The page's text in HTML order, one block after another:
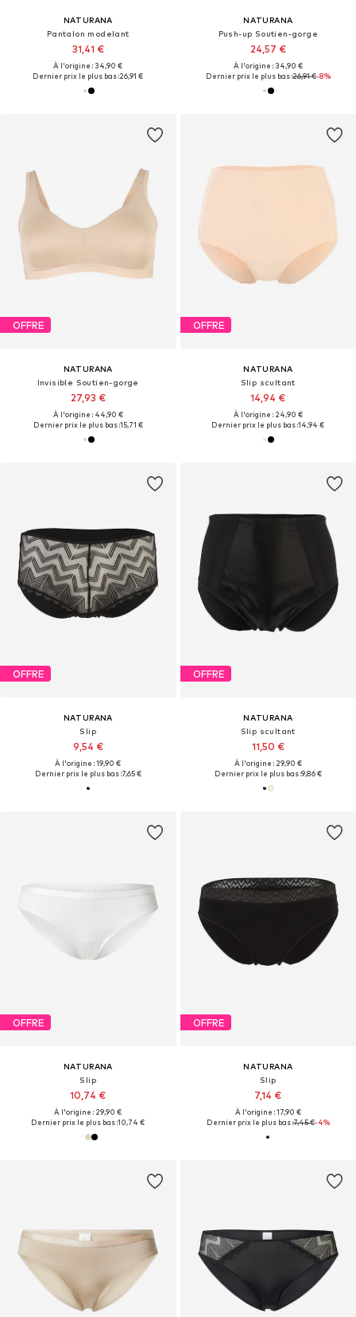
NATURANA
Pantalon modelant
31,41 €
À l'origine : 34,90 €
Dernier prix le plus bas :26,91 €
NATURANA
Push-up Soutien-gorge
24,57 €
À l'origine : 34,90 €
Dernier prix le plus bas :26,91 €-8%
OFFRE
NATURANA
Invisible Soutien-gorge
27,93 €
À l'origine : 44,90 €
Dernier prix le plus bas :15,71 €
OFFRE
NATURANA
Slip scultant
14,94 €
À l'origine : 24,90 €
Dernier prix le plus bas :14,94 €
OFFRE
NATURANA
Slip
9,54 €
À l'origine : 19,90 €
Dernier prix le plus bas :7,65 €
OFFRE
NATURANA
Slip scultant
11,50 €
À l'origine : 29,90 €
Dernier prix le plus bas :9,86 €
OFFRE
NATURANA
Slip
10,74 €
À l'origine : 29,90 €
Dernier prix le plus bas :10,74 €
OFFRE
NATURANA
Slip
7,14 €
À l'origine : 17,90 €
Dernier prix le plus bas :7,45 €-4%